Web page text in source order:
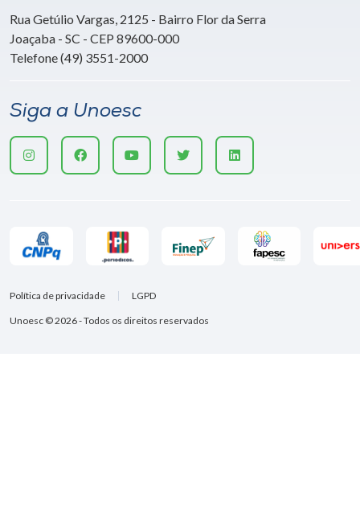
Rua Getúlio Vargas, 2125 - Bairro Flor da Serra
Joaçaba - SC - CEP 89600-000
Telefone (49) 3551-2000
Siga a Unoesc
Unoesc © 2026 - Todos os direitos reservados
Política de privacidade LGPD